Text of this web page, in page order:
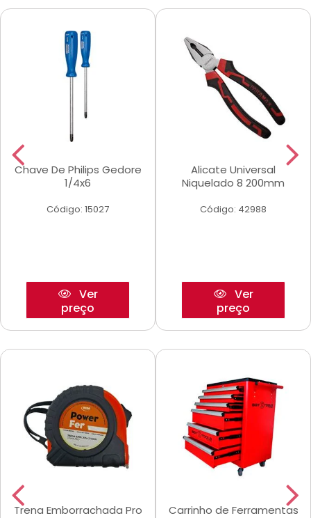
Chave De Philips Gedore
1/4x6
Código: 15027
Ver
preço
Alicate Universal
Niquelado 8 200mm
Código: 42988
Ver
preço
Trena Emborrachada Pro
Carrinho de Ferramentas